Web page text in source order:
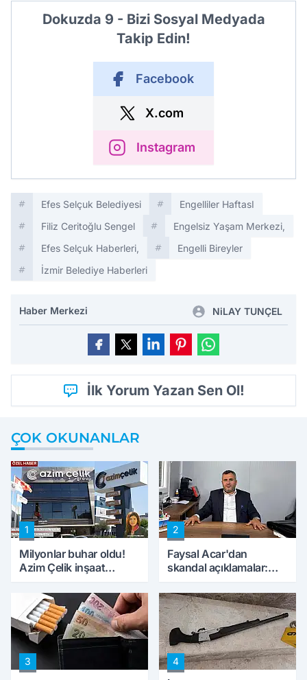
Dokuzda 9 - Bizi Sosyal Medyada
Takip Edin!
Facebook
X.com
Instagram
Efes Selçuk Belediyesi
Engelliler HaftasI
Filiz Ceritoğlu Sengel
Engelsiz Yaşam Merkezi,
Efes Selçuk Haberleri,
Engelli Bireyler
İzmir Belediye Haberleri
Haber Merkezi NiLAY TUNÇEL
İlk Yorum Yazan Sen Ol!
ÇOK OKUNANLAR
1
Milyonlar buhar oldu!
Azim Çelik inşaat
konuştu
2
Faysal Acar'dan
skandal açıklamalar:
peynircilerimizi de
kıskaca aldı, müdahale
ettik'
3 4